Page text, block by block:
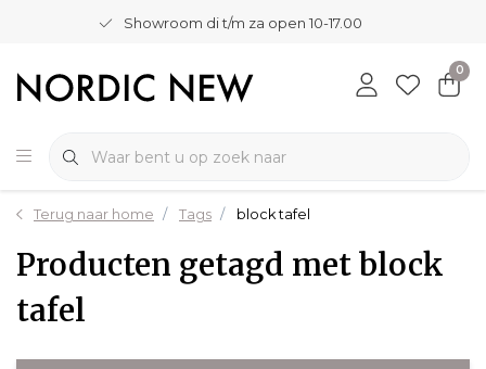
Showroom di t/m za open 10-17.00
0
Terug naar home Tags block tafel
Producten getagd met block
tafel